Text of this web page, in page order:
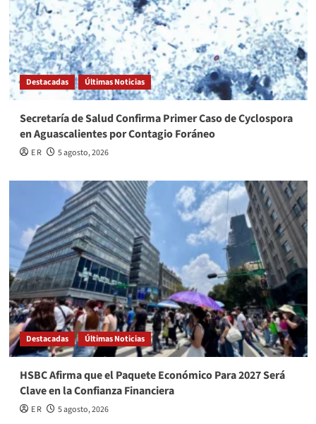
Destacadas Últimas Noticias
Secretaría de Salud Confirma Primer Caso de Cyclospora
en Aguascalientes por Contagio Foráneo
E R 5 agosto, 2026
Destacadas Últimas Noticias
HSBC Afirma que el Paquete Económico Para 2027 Será
Clave en la Confianza Financiera
E R 5 agosto, 2026